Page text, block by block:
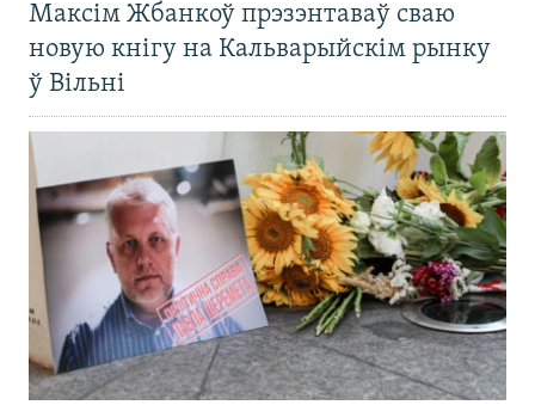
Максім Жбанкоў прэзэнтаваў сваю
новую кнігу на Кальварыйскім рынку
ў Вільні